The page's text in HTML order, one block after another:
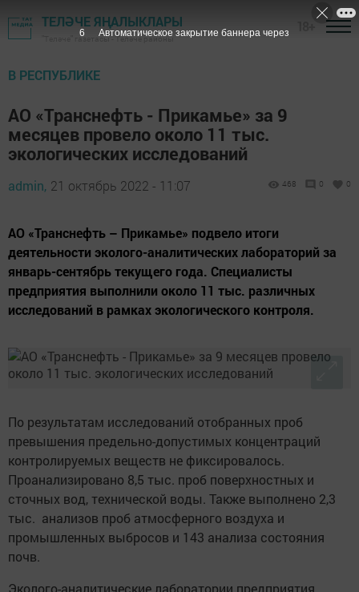
ТЕЛӘЧЕ ЯҢАЛЫКЛАРЫ
"Теләче" газетасы - Теләче районы
В РЕСПУБЛИКЕ
АО «Транснефть - Прикамье» за 9
месяцев провело около 11 тыс.
экологических исследований
admin, 21 октябрь 2022 - 11:07 468 0 0
АО «Транснефть – Прикамье» подвело итоги
деятельности эколого-аналитических лабораторий за
январь-сентябрь текущего года. Специалисты
предприятия выполнили около 11 тыс. различных
исследований в рамках экологического контроля.
По результатам исследований отобранных проб
превышения предельно-допустимых концентраций
контролируемых веществ не фиксировалось.
Проанализировано 8,5 тыс. проб поверхностных и
сточных вод, технической воды. Также выполнено 2,3
тыс. анализов проб атмосферного воздуха и
промышленных выбросов и 143 анализа состояния
почв.
Эколого-аналитические лаборатории предприятия
5 Автоматическое закрытие баннера через